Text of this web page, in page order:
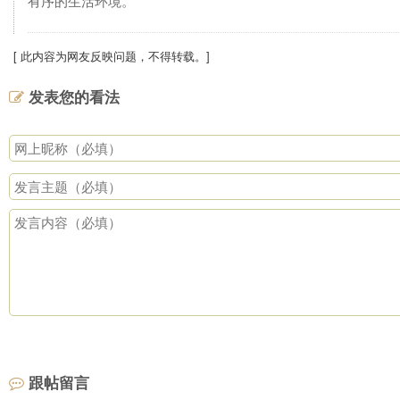
[ 此内容为网友反映问题，不得转载。]
发表您的看法
跟帖留言